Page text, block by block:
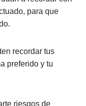
para que
recordar tus
preferido y tu
riesgos de